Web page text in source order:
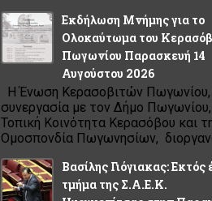
Εκδήλωση Μνήμης για το
Ολοκαύτωμα του
Πωγωνίου Παρασκευή 14
Αυγούστου 2026
Η Ένωση Κερασοβιτών
συνεργασία με τον Δήμο
Τοπική Κοινότητα Κερασόβου και
Ομοσπονδία Πωγωνησίων,
Βασίλης Γιόγιακας: Εκτός
τμήμα της Σ.Α.Ε.Κ.